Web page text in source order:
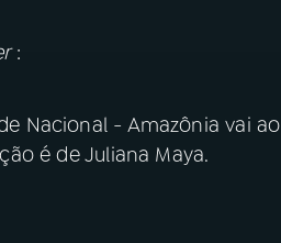
:
Nacional - Amazônia vai
é de Juliana Maya.